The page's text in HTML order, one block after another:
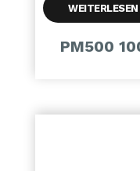
WEITERLESEN
PM500